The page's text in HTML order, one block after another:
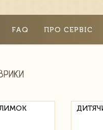
FAQ ПРО СЕРВІС